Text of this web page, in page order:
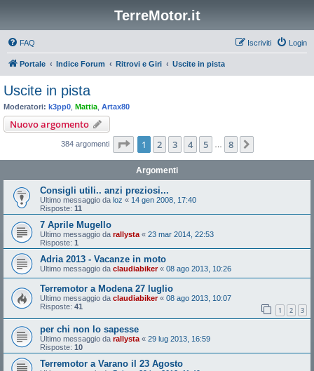
TerreMotor.it
FAQ Login
Iscriviti
Portale Indice Forum Ritrovi e Giri Uscite in pista
Uscite in pista
Moderatori: k3pp0 Mattia Artax80
Nuovo argomento
384 argomenti Pagina di
1 2 3 4 5 8
Argomenti
Consigli utili.. anzi preziosi...
Ultimo messaggio da loz « 14 gen 2008, 17:40
Risposte: 11
7 Aprile Mugello
Ultimo messaggio da rallysta « 23 mar 2014, 22:53
Risposte: 1
Adria 2013 - Vacanze in moto
Ultimo messaggio da claudiabiker« 08 ago 2013, 10:26
Terremotor a Modena 27 luglio
Ultimo messaggio da claudiabiker« 08 ago 2013, 10:07
Risposte: 41 1 2 3
per chi non lo sapesse
Ultimo messaggio da rallysta « 29 lug 2013, 16:59
Risposte: 10
Terremotor a Varano il 23 Agosto